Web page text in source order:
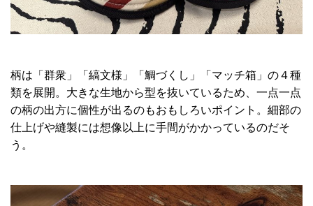
柄は「群衆」「縞文様」「鯛づくし」「マッチ箱」の４種
類を展開。大きな生地から型を抜いているため、一点一点
の柄の出方に個性が出るのもおもしろいポイント。細部の
仕上げや縫製には想像以上に手間がかかっているのだそ
う。